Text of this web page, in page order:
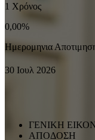
1 Χρόνος
0,00%
Ημερομηνια
30 Ιουλ 2026
ΓΕΝΙΚΗ
ΑΠΟΔΟΣΗ